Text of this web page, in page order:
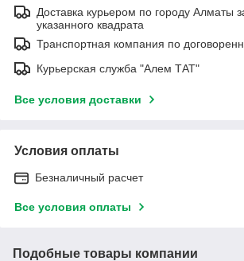
Доставка курьером по городу Алматы
указанного квадрата
Транспортная компания по
Курьерская служба "Алем ТАТ"
Все условия доставки
Условия оплаты
Безналичный расчет
Все условия оплаты
Подобные товары компании